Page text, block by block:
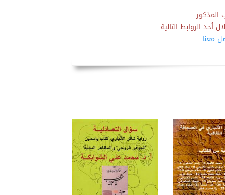
المذكور.
أحد الروابط التالية:
معنا